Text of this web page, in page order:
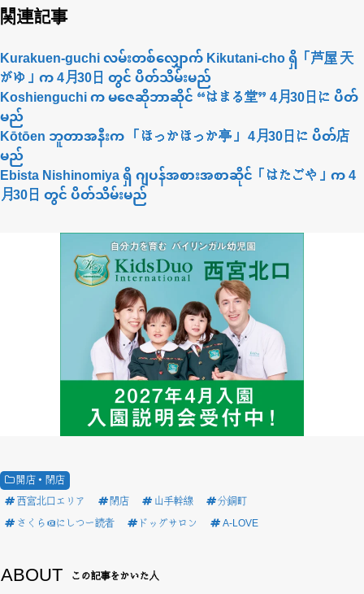
関連記事
Kurakuen-guchi လမ်းတစ်လျှောက် Kikutani-cho ရှိ「芦屋 天
がゆ」က 4月30日 တွင် ပိတ်သိမ်းမည်
Koshienguchi က မဇေဆိုဘာဆိုင် “はまる堂” 4月30日に ပိတ်
မည်
Kōtōen ဘူတာအနီးက 「ほっかほっか亭」 4月30日に ပိတ်店
မည်
Ebista Nishinomiya ရှိ ဂျပန်အစားအစာဆိုင်「はたごや」က 4
月30日 တွင် ပိတ်သိမ်းမည်
開店・閉店
西宮北口エリア
閉店 山手幹線
分銅町
さくら＠にしつー読者
ドッグサロン A-LOVE
ABOUT この記事をかいた人